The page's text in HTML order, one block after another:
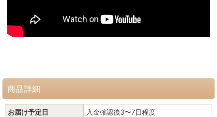
商品詳細
お届け予定日 入金確認後3〜7日程度